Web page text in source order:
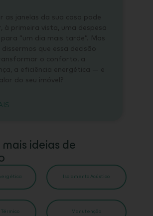
mais ideias de
Isolamento Acústico
Térmico Manutenção